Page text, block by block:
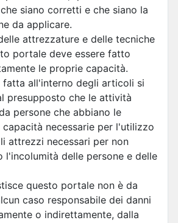
siano corretti e che siano la
da applicare.
attrezzature e delle tecniche
portale deve essere fatto
le proprie capacità.
fatta all'interno degli articoli si
presupposto che le attività
persone che abbiano le
necessarie per l'utilizzo
attrezzi necessari per non
l'incolumità delle persone e delle
questo portale non è da
caso responsabile dei danni
o indirettamente, dalla